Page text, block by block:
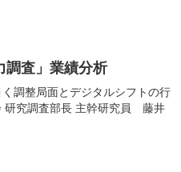
調査」業績分析
調整局面とデジタルシフトの行
研究調査部長 主幹研究員 藤井